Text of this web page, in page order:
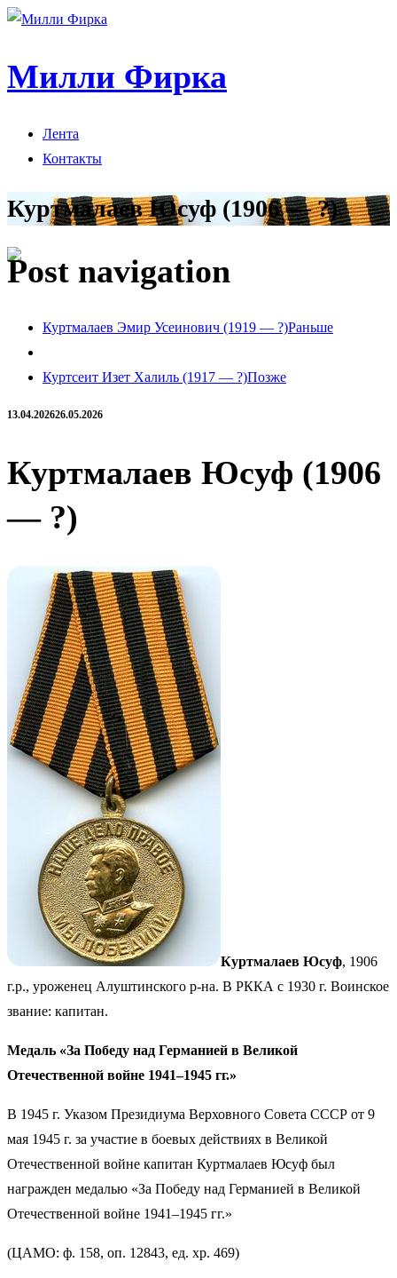
Милли Фирка
Лента
Контакты
Куртмалаев Юсуф (1906 — ?)
Post navigation
Куртмалаев Эмир Усеинович (1919 — ?)Раньше
Куртсеит Изет Халиль (1917 — ?)Позже
13.04.202626.05.2026
Куртмалаев Юсуф (1906
— ?)
Куртмалаев Юсуф, 1906
г.р., уроженец Алуштинского р-на. В РККА с 1930 г. Воинское
звание: капитан.
Медаль «За Победу над Германией в Великой
Отечественной войне 1941–1945 гг.»
В 1945 г. Указом Президиума Верховного Совета СССР от 9
мая 1945 г. за участие в боевых действиях в Великой
Отечественной войне капитан Куртмалаев Юсуф был
награжден медалью «За Победу над Германией в Великой
Отечественной войне 1941–1945 гг.»
(ЦАМО: ф. 158, оп. 12843, ед. хр. 469)